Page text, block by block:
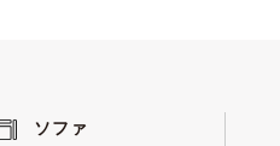
ソファ